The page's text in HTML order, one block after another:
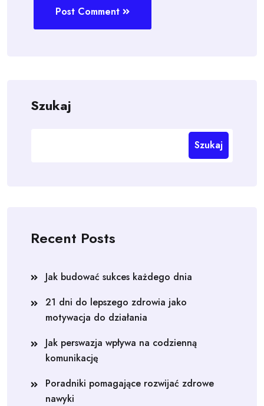
Post Comment
Szukaj
Szukaj
Recent Posts
Jak budować sukces każdego dnia
21 dni do lepszego zdrowia jako
motywacja do działania
Jak perswazja wpływa na codzienną
komunikację
Poradniki pomagające rozwijać zdrowe
nawyki